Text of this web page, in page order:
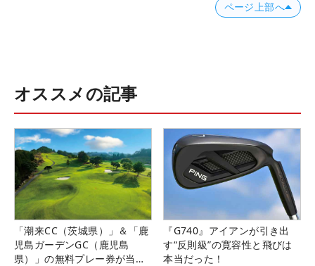
ページ上部へ
オススメの記事
「潮来CC（茨城県）」＆「鹿
児島ガーデンGC（鹿児島
県）」の無料プレー券が当た
『G740』アイアンが引き出
す“反則級”の寛容性と飛びは
本当だった！